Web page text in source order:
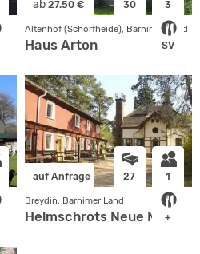
ab 27.50 € 30 3
SV
Altenhof (Schorfheide), Barnimer Land
Haus Arton
auf Anfrage 27 1
+
Breydin, Barnimer Land
Helmschrots Neue Mühle